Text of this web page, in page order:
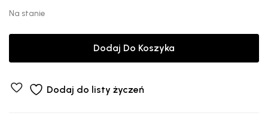
Na stanie
Dodaj Do Koszyka
Dodaj do listy życzeń